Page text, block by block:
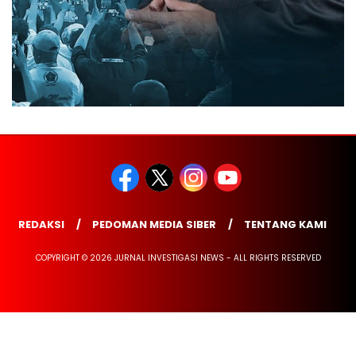
REDAKSI PEDOMAN MEDIA SIBER TENTANG KAMI
COPYRIGHT © 2026 JURNAL INVESTIGASI NEWS - ALL RIGHTS RESERVED